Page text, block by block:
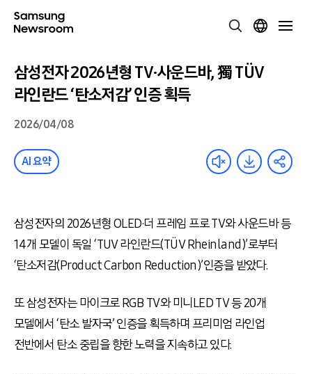
삼성전자 2026년형 TV·사운드바, 獨 TÜV
라인란드 ‘탄소저감’ 인증 획득
2026/04/08
AI 요약
삼성전자의 2026년형 OLED·더 프레임 프로 TV와 사운드바 등
14개 모델이 독일 ‘TUV 라인란드(TÜV Rheinland)’로부터
‘탄소저감(Product Carbon Reduction)’인증을 받았다.
또 삼성전자는 마이크로 RGB TV와 미니LED TV 등 20개
모델에서 ‘탄소 발자국’ 인증을 획득하며 프리미엄 라인업
전반에서 탄소 중립을 향한 노력을 지속하고 있다.